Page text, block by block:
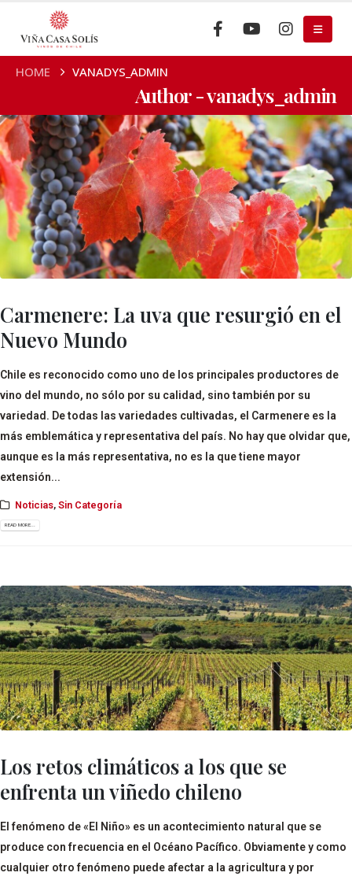
HOME VANADYS_ADMIN
Author - vanadys_admin
Carmenere: La uva que resurgió en el
Nuevo Mundo
Chile es reconocido como uno de los principales productores de
vino del mundo, no sólo por su calidad, sino también por su
variedad. De todas las variedades cultivadas, el Carmenere es la
más emblemática y representativa del país. No hay que olvidar que,
aunque es la más representativa, no es la que tiene mayor
extensión...
Noticias, Sin Categoría
READ MORE...
Los retos climáticos a los que se
enfrenta un viñedo chileno
El fenómeno de «El Niño» es un acontecimiento natural que se
produce con frecuencia en el Océano Pacífico. Obviamente y como
cualquier otro fenómeno puede afectar a la agricultura y por